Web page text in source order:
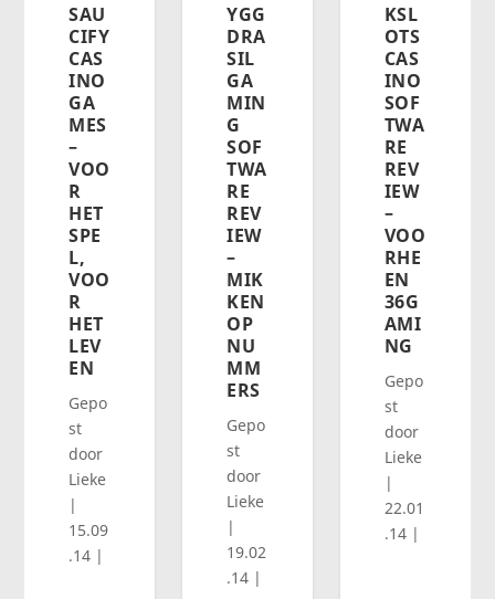
SAU
CIFY
CAS
INO
GA
MES
–
VOO
R
HET
SPE
L,
VOO
R
HET
LEV
EN
Gepo
st
door
Lieke
|
15.09
.14 |
YGG
DRA
SIL
GA
MIN
G
SOF
TWA
RE
REV
IEW
–
MIK
KEN
OP
NU
MM
ERS
Gepo
st
door
Lieke
|
19.02
.14 |
KSL
OTS
CAS
INO
SOF
TWA
RE
REV
IEW
–
VOO
RHE
EN
36G
AMI
NG
Gepo
st
door
Lieke
|
22.01
.14|